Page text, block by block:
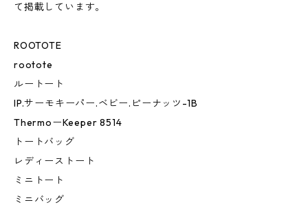
て掲載しています。
ROOTOTE
rootote
ルートート
IP.サーモキーパー.ベビー.ピーナッツ-1B
ThermoーKeeper 8514
トートバッグ
レディーストート
ミニトート
ミニバッグ